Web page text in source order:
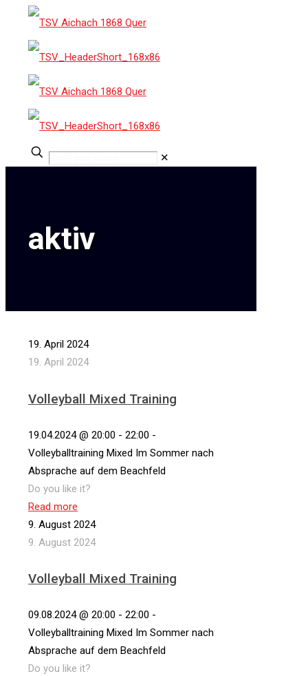
✕
aktiv
19. April 2024
19. April 2024
Volleyball Mixed Training
19.04.2024 @ 20:00 - 22:00 -
Volleyballtraining Mixed Im Sommer nach
Absprache auf dem Beachfeld
Do you like it?
Read more
9. August 2024
9. August 2024
Volleyball Mixed Training
09.08.2024 @ 20:00 - 22:00 -
Volleyballtraining Mixed Im Sommer nach
Absprache auf dem Beachfeld
Do you like it?